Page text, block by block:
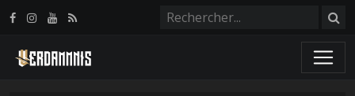
Panneau de gestion des cookies